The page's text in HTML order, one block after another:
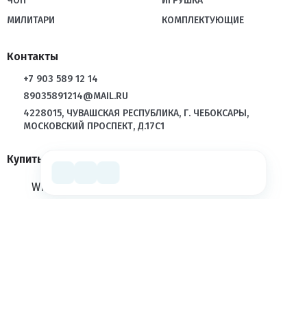
МИЛИТАРИ
КОМПЛЕКТУЮЩИЕ
Контакты
+7 903 589 12 14
89035891214@MAIL.RU
4228015, ЧУВАШСКАЯ РЕСПУБЛИКА, Г. ЧЕБОКСАРЫ,
МОСКОВСКИЙ ПРОСПЕКТ, Д.17С1
Купить в розницу
WILDBERRIES